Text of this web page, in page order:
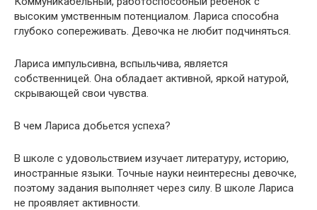
высоким умственным потенциалом. Лариса способна
глубоко сопереживать. Девочка не любит подчиняться.
Лариса импульсивна, вспыльчива, является
собственницей. Она обладает активной, яркой натурой,
скрывающей свои чувства.
В чем Лариса добьется успеха?
В школе с удовольствием изучает литературу, историю,
иностранные языки. Точные науки неинтересны девочке,
поэтому задания выполняет через силу. В школе Лариса
не проявляет активности.